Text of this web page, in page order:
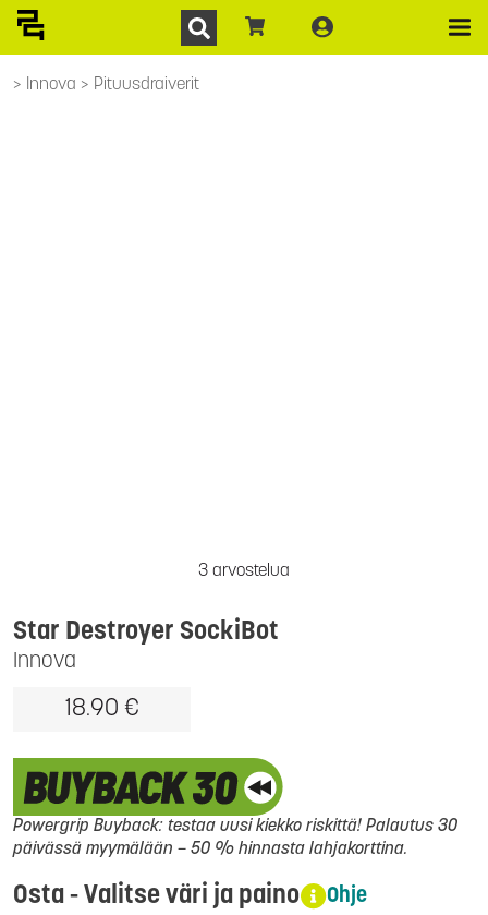
Innova Pituusdraiverit
3 arvostelua
Innova
Star Destroyer SockiBot
18.90 €
Powergrip Buyback: testaa uusi kiekko riskittä! Palautus 30
päivässä myymälään – 50 % hinnasta lahjakorttina.
Osta - Valitse väri ja paino Ohje